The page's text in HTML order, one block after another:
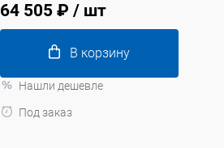
64 505 ₽ / шт
В корзину
Нашли дешевле
Под заказ